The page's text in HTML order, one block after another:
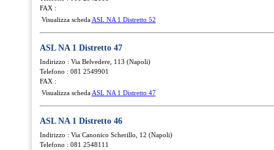
FAX :
Visualizza scheda ASL NA 1 Distretto 52
ASL NA 1 Distretto 47
Indirizzo : Via Belvedere, 113 (Napoli)
Telefono : 081 2549901
FAX :
Visualizza scheda ASL NA 1 Distretto 47
ASL NA 1 Distretto 46
Indirizzo : Via Canonico Scherillo, 12 (Napoli)
Telefono : 081 2548111